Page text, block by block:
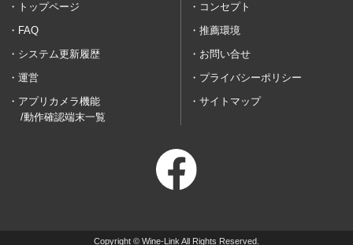
トップページ
コンセプト
FAQ
推薦環境
システム更新履歴
お問い合せ
運営
プライバシーポリシー
アプリカメラ機能
/動作確認端末一覧
サイトマップ
Copyright © Wine-Link All Rights Reserved.